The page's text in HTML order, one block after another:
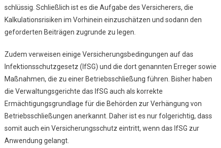
schlüssig. Schließlich ist es die Aufgabe des Versicherers, die
Kalkulationsrisiken im Vorhinein einzuschätzen und sodann den
geforderten Beiträgen zugrunde zu legen.
Zudem verweisen einige Versicherungsbedingungen auf das
Infektionsschutzgesetz (IfSG) und die dort genannten Erreger sowie
Maßnahmen, die zu einer Betriebsschließung führen. Bisher haben
die Verwaltungsgerichte das IfSG auch als korrekte
Ermächtigungsgrundlage für die Behörden zur Verhängung von
Betriebsschließungen anerkannt. Daher ist es nur folgerichtig, dass
somit auch ein Versicherungsschutz eintritt, wenn das IfSG zur
Anwendung gelangt.